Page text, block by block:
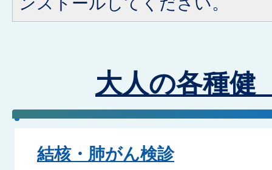
大人の各種健
結核・肺がん検診